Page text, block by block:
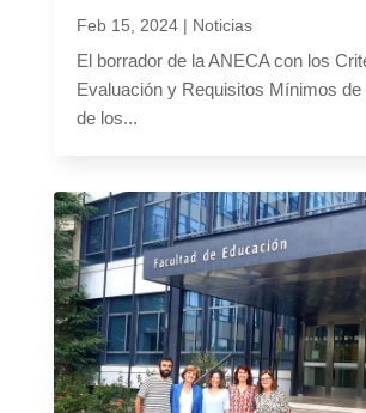
Feb 15, 2024| Noticias
El borrador de la ANECA con los
Evaluación y Requisitos Mínimos de
de los...